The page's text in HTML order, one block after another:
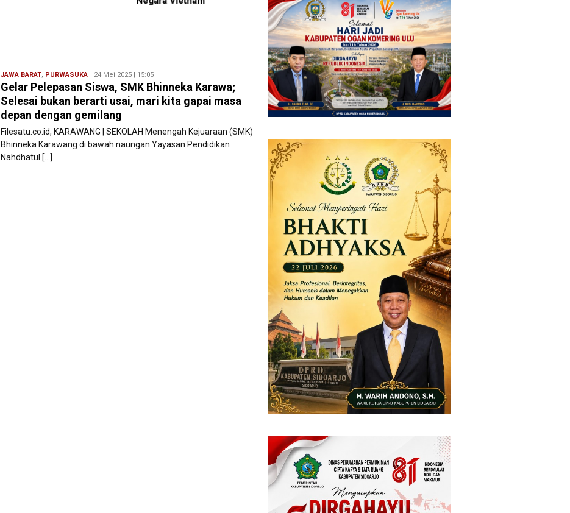
Remaja
Pelayanan Berita Tetap
Maksimal
JAWA BARAT, PURWASUKA Ryan
Karawang
24 Mei 2025 | 15:05
Gelar Pelepasan Siswa, SMK Bhinneka Karawa;
Selesai bukan berarti usai, mari kita gapai masa
depan dengan gemilang
Filesatu.co.id, KARAWANG | SEKOLAH Menengah Kejuaraan (SMK)
Bhinneka Karawang di bawah naungan Yayasan Pendidikan
Nahdhatul […]